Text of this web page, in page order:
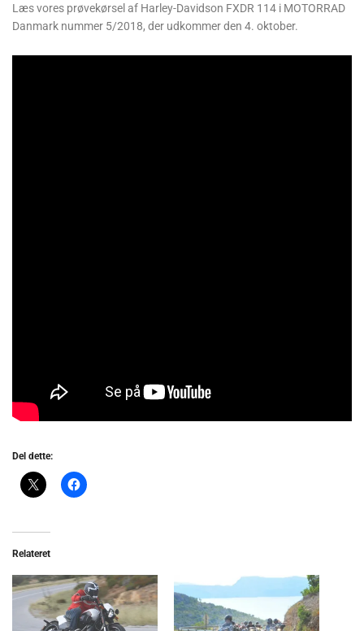
Læs vores prøvekørsel af Harley-Davidson FXDR 114 i MOTORRAD
Danmark nummer 5/2018, der udkommer den 4. oktober.
Del dette:
Relateret